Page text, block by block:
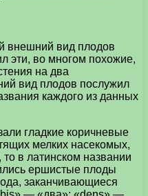
внешний вид плодов
эти, во многом похожие,
на два
вид плодов послужил
каждого из данных
гладкие коричневые
мелких насекомых,
в латинском названии
ершистые плоды
заканчивающиеся